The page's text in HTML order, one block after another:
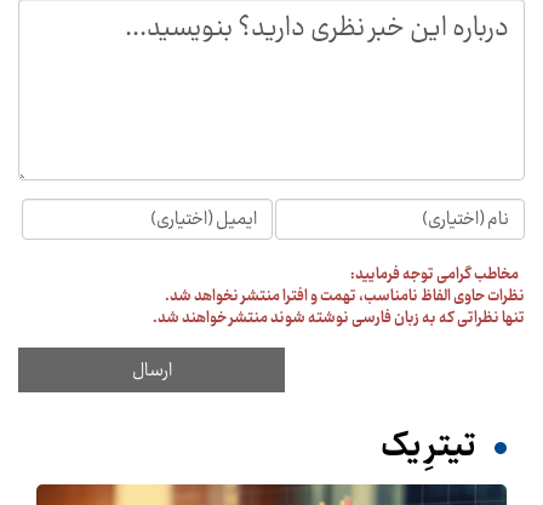
مخاطب گرامی توجه فرمایید:
نظرات حاوی الفاظ نامناسب، تهمت و افترا منتشر نخواهد شد.
تنها نظراتی که به زبان فارسی نوشته شوند منتشر خواهند شد.
تیترِ یک